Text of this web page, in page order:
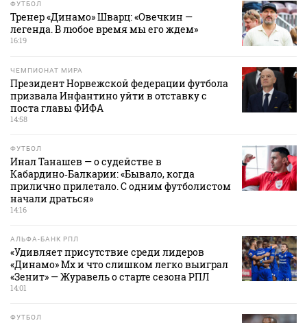
ФУТБОЛ
Тренер «Динамо» Шварц: «Овечкин —
легенда. В любое время мы его ждем»
16:19
ЧЕМПИОНАТ МИРА
Президент Норвежской федерации футбола
призвала Инфантино уйти в отставку с
поста главы ФИФА
14:58
ФУТБОЛ
Инал Танашев — о судействе в
Кабардино‑Балкарии: «Бывало, когда
прилично прилетало. С одним футболистом
начали драться»
14:16
АЛЬФА-БАНК РПЛ
«Удивляет присутствие среди лидеров
«Динамо» Мх и что слишком легко выиграл
«Зенит» — Журавель о старте сезона РПЛ
14:01
ФУТБОЛ